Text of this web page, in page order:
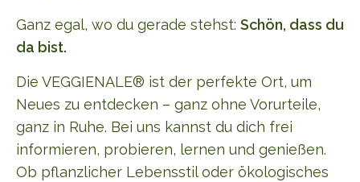
Ganz egal, wo du gerade stehst: Schön, dass du
da bist.
Die VEGGIENALE® ist der perfekte Ort, um
Neues zu entdecken – ganz ohne Vorurteile,
ganz in Ruhe. Bei uns kannst du dich frei
informieren, probieren, lernen und genießen.
Ob pflanzlicher Lebensstil oder ökologisches